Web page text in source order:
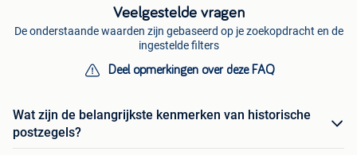
Veelgestelde vragen
De onderstaande waarden zijn gebaseerd op je zoekopdracht en de
ingestelde filters
Deel opmerkingen over deze FAQ
Wat zijn de belangrijkste kenmerken van historische
postzegels?